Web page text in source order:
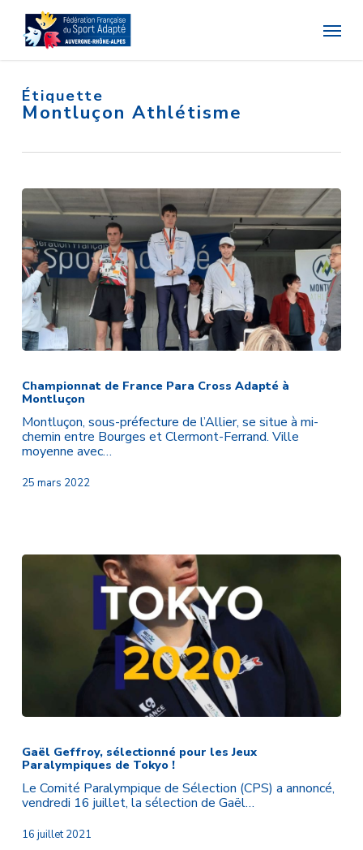
main
content
Menu
Étiquette
Montluçon Athlétisme
France
Para
Cross
Adapté
à
Montluçon
Championnat de France Para Cross Adapté à
Montluçon
Montluçon, sous-préfecture de l’Allier, se situe à mi-
chemin entre Bourges et Clermont-Ferrand. Ville
moyenne avec…
25 mars 2022
sélectionné
pour
les
Jeux
Paralympiques
de
Tokyo
Gaël Geffroy, sélectionné pour les Jeux
Paralympiques de Tokyo !
Le Comité Paralympique de Sélection (CPS) a annoncé,
vendredi 16 juillet, la sélection de Gaël…
16 juillet 2021